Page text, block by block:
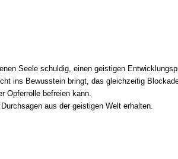
Seele schuldig, einen geistigen
ins Bewusstein bringt, das gleichzeitig
Opferrolle befreien kann.
aus der geistigen Welt erhalten.